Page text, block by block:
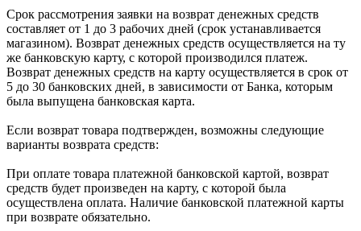
Срок рассмотрения заявки на возврат денежных средств
составляет от 1 до 3 рабочих дней (срок устанавливается
магазином). Возврат денежных средств осуществляется на ту
же банковскую карту, с которой производился платеж.
Возврат денежных средств на карту осуществляется в срок от
5 до 30 банковских дней, в зависимости от Банка, которым
была выпущена банковская карта.
Если возврат товара подтвержден, возможны следующие
варианты возврата средств:
При оплате товара платежной банковской картой, возврат
средств будет произведен на карту, с которой была
осуществлена оплата. Наличие банковской платежной карты
при возврате обязательно.